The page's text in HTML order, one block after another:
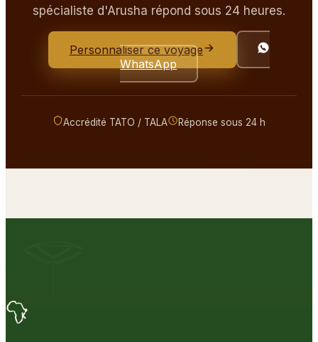
spécialiste d'Arusha répond sous 24 heures.
Personnaliser ce voyage
WhatsApp
Accrédité TATO / TALA Réponse sous 24 h